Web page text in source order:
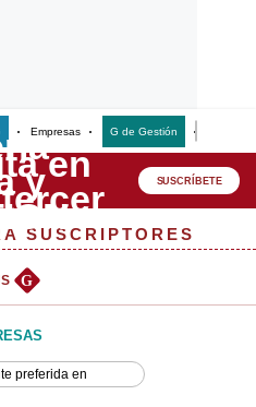
Empresas G de Gestión
SUSCRÍBETE
SUSCRIPTORES
G
preferida en